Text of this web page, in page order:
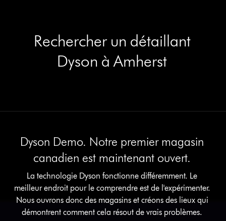
Rechercher un détaillant
Dyson à Amherst
Dyson Demo. Notre premier magasin
canadien est maintenant ouvert.
La technologie Dyson fonctionne différemment. Le
meilleur endroit pour le comprendre est de l'expérimenter.
Nous ouvrons donc des magasins et créons des lieux qui
démontrent comment cela résout de vrais problèmes.